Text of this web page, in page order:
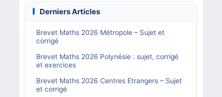
Derniers Articles
Brevet Maths 2026 Métropole – Sujet et
corrigé
Brevet Maths 2026 Polynésie : sujet, corrigé
et exercices
Brevet Maths 2026 Centres Etrangers – Sujet
et corrigé